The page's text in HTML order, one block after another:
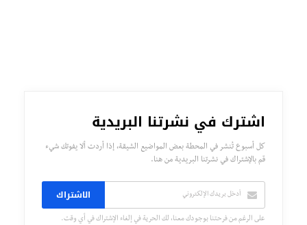
اشترك في نشرتنا البريدية
كل أسبوع تُنشر في المحطة بعض المواضيع الشيقة، إذا أردت ألا يفوتك شيء
قم بالإشتراك في نشرتنا البريدية من هنا.
الاشتراك
على الرغم من فرحتنا بوجودك معنا، لك الحرية في إلغاء الإشتراك في أي وقت.